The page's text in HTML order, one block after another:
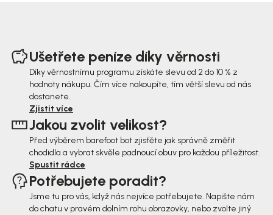
Ušetřete peníze díky věrnosti
Díky věrnostnímu programu získáte slevu od 2 do 10 % z
hodnoty nákupu. Čím více nakoupíte, tím větší slevu od nás
dostanete.
Zjistit více
Jakou zvolit velikost?
Před výběrem barefoot bot zjisťěte jak správně změřit
chodidla a vybrat skvěle padnoucí obuv pro každou příležitost.
Spustit rádce
Potřebujete poradit?
Jsme tu pro vás, když nás nejvíce potřebujete. Napište nám
do chatu v pravém dolním rohu obrazovky, nebo zvolte jiný